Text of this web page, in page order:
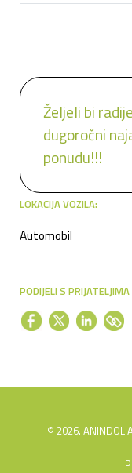
Željeli bi
dugoročni
ponudu!!!
LOKACIJA VOZILA:
Automobil
PODIJELI S PRIJATELJIMA
© 2026. ANINDOL